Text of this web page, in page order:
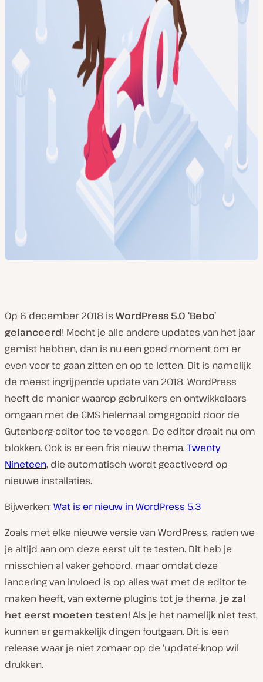
Op 6 december 2018 is WordPress 5.0 ‘Bebo’
gelanceerd! Mocht je alle andere updates van het jaar
gemist hebben, dan is nu een goed moment om er
even voor te gaan zitten en op te letten. Dit is namelijk
de meest ingrijpende update van 2018. WordPress
heeft de manier waarop gebruikers en ontwikkelaars
omgaan met de CMS helemaal omgegooid door de
Gutenberg-editor toe te voegen. De editor draait nu om
blokken. Ook is er een fris nieuw thema, Twenty
Nineteen, die automatisch wordt geactiveerd op
nieuwe installaties.
Bijwerken: Wat is er nieuw in WordPress 5.3
Zoals met elke nieuwe versie van WordPress, raden we
je altijd aan om deze eerst uit te testen. Dit heb je
misschien al vaker gehoord, maar omdat deze
lancering van invloed is op alles wat met de editor te
maken heeft, van externe plugins tot je thema, je zal
het eerst moeten testen! Als je het namelijk niet test,
kunnen er gemakkelijk dingen foutgaan. Dit is een
release waar je niet zomaar op de ‘update’-knop wil
drukken.